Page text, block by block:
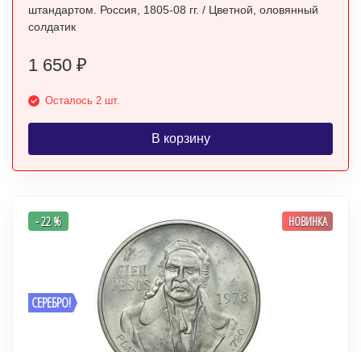
штандартом. Россия, 1805-08 гг. / Цветной, оловянный
солдатик
1 650 ₽
Осталось 2 шт.
В корзину
СЕРЕБРО!
- 22 % НОВИНКА